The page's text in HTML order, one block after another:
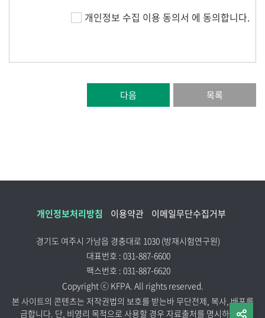
개인정보 수집 이용 동의서 에 동의합니다.
다음 목록
개인정보처리방침 이용약관 이메일무단수집거부
경기도 여주시 가남읍 경충대로 1030 (방재시험연구원)
대표번호 : 031-887-6600
팩스번호 : 031-887-6620
Copyright ⓒ KFPA. All rights reserved.
본 사이트의 콘텐츠는 저작권법의 보호를 받는바 무단전제, 복사, 배포를
금합니다. 단, 비영리 목적으로 사용할 경우 자료출처를 명시하시기